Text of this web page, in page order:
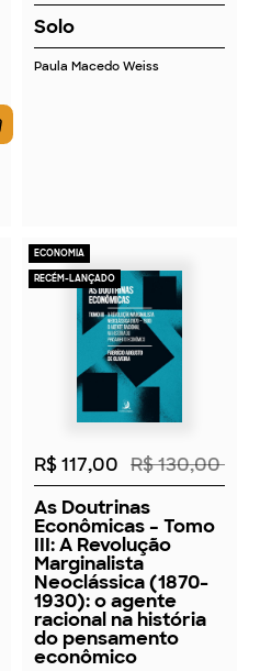
Solo
Paula Macedo Weiss
ECONOMIA
RECÉM-LANÇADO
2026
R$ 117,00 R$ 130,00
As Doutrinas
Econômicas – Tomo
III: A Revolução
Marginalista
Neoclássica (1870-
1930): o agente
racional na história
do pensamento
econômico